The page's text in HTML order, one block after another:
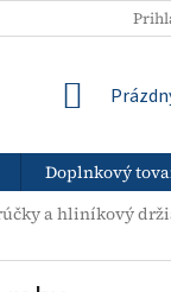
PODMIENKY
Doplnkový
rúčky a hliníkový